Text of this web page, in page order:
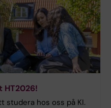
HT2026!
studera hos oss på KI.